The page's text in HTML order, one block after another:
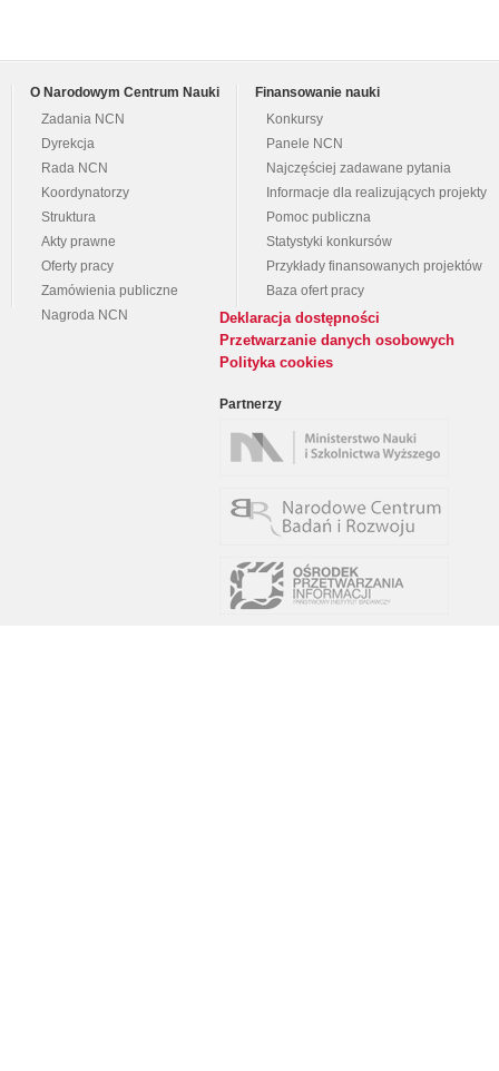
O Narodowym Centrum Nauki
Zadania NCN
Dyrekcja
Rada NCN
Koordynatorzy
Struktura
Akty prawne
Oferty pracy
Zamówienia publiczne
Nagroda NCN
Finansowanie nauki
Konkursy
Panele NCN
Najczęściej zadawane pytania
Informacje dla realizujących projekty
Pomoc publiczna
Statystyki konkursów
Przykłady finansowanych projektów
Baza ofert pracy
Deklaracja dostępności
Przetwarzanie danych osobowych
Polityka cookies
Partnerzy